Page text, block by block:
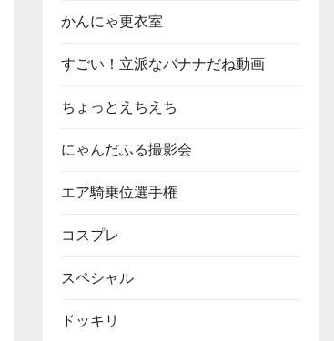
かんにゃ更衣室
すごい！立派なバナナだね動画
ちょっとえちえち
にゃんだふる撮影会
エア騎乗位選手権
コスプレ
スペシャル
ドッキリ